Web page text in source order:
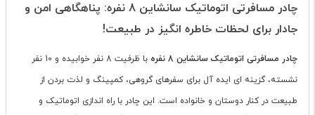
چادر مسافرتی اتوماتیک سانشاین 8 نفره: پناهگاهی امن و
جادار برای لحظات خاطره انگیز در طبیعت!
چادر مسافرتی اتوماتیک سانشاین 8 نفره
با ظرفیت 8 نفر خوابیده و 10 نفر
نشسته، گزینه ای ایده آل برای سفرهای گروهی، کمپینگ و لذت بردن از
طبیعت در کنار دوستان و خانواده است. این چادر با راه اندازی اتوماتیک و